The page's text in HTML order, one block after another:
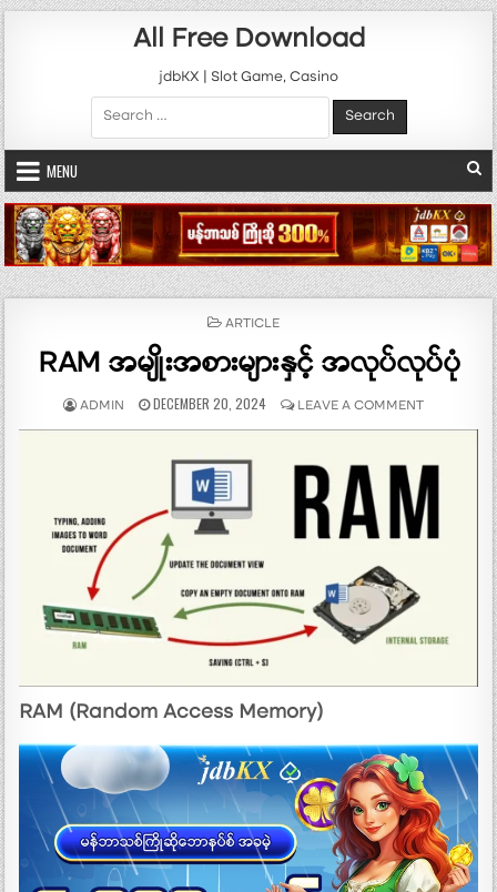
Skip to content
All Free Download
jdbKX | Slot Game, Casino
Search for:
MENU
POSTED IN
ARTICLE
RAM အမျိုးအစားများနှင့် အလုပ်လုပ်ပုံ
AUTHOR:
ADMIN PUBLISHED DATE:
DECEMBER 20, 2024 LEAVE A COMMENTON RAM အ
RAM (Random Access Memory)